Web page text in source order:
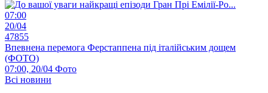
07:00
20/04
47855
Впевнена перемога Ферстаппена під італійським дощем
(ФОТО)
07:00, 20/04 Фото
Всі новини